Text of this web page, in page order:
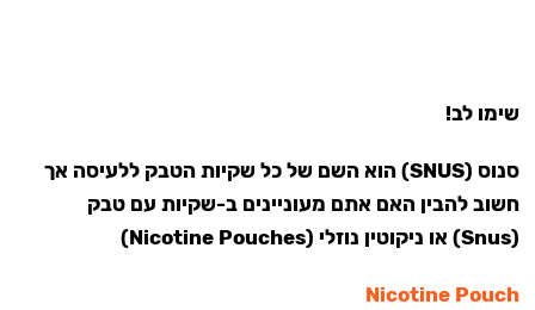
שימו לב!
סנוס (SNUS) הוא השם של כל שקיות הטבק ללעיסה אך
חשוב להבין האם אתם מעוניינים ב-שקיות עם טבק
(Snus) או ניקוטין נוזלי (Nicotine Pouches)
Nicotine Pouch